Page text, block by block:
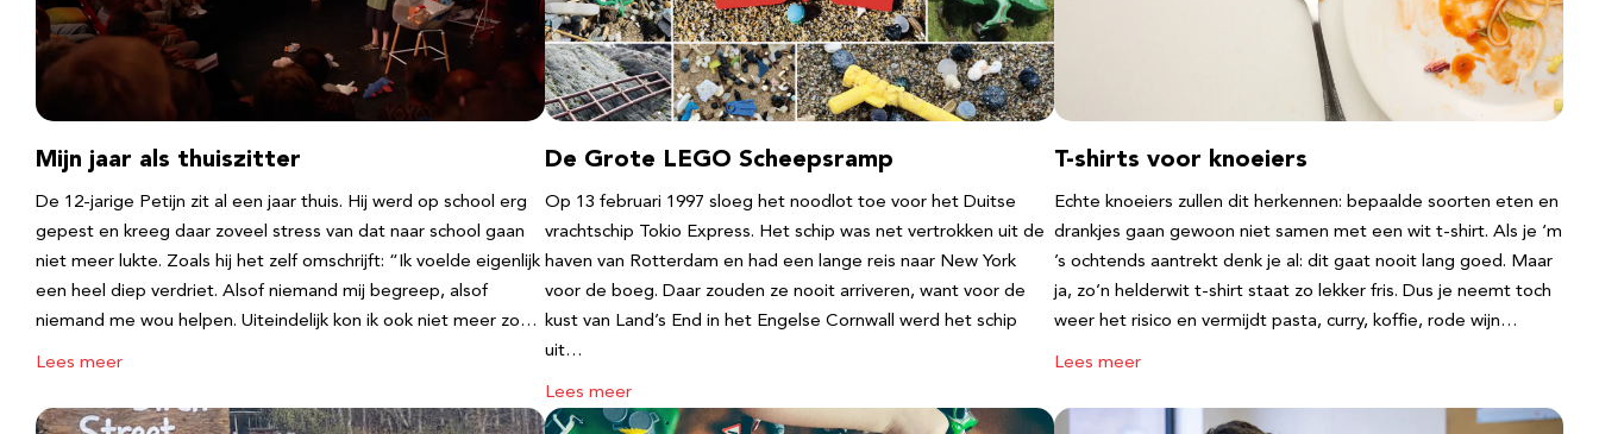
Mijn jaar als thuiszitter
De 12-jarige Petijn zit al een jaar thuis. Hij werd op school erg
gepest en kreeg daar zoveel stress van dat naar school gaan
niet meer lukte. Zoals hij het zelf omschrijft: “Ik voelde eigenlijk
een heel diep verdriet. Alsof niemand mij begreep, alsof
niemand me wou helpen. Uiteindelijk kon ik ook niet meer zo…
Lees meer
De Grote LEGO Scheepsramp
Op 13 februari 1997 sloeg het noodlot toe voor het Duitse
vrachtschip Tokio Express. Het schip was net vertrokken uit de
haven van Rotterdam en had een lange reis naar New York
voor de boeg. Daar zouden ze nooit arriveren, want voor de
kust van Land’s End in het Engelse Cornwall werd het schip
uit…
Lees meer
T-shirts voor knoeiers
Echte knoeiers zullen dit herkennen: bepaalde soorten eten en
drankjes gaan gewoon niet samen met een wit t-shirt. Als je ‘m
’s ochtends aantrekt denk je al: dit gaat nooit lang goed. Maar
ja, zo’n helderwit t-shirt staat zo lekker fris. Dus je neemt toch
weer het risico en vermijdt pasta, curry, koffie, rode wijn…
Lees meer